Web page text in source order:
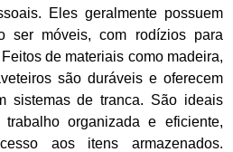
Eles geralmente possuem
ser móveis, com rodízios para
de materiais como madeira,
são duráveis e oferecem
sistemas de tranca. São ideais
organizada e eficiente,
aos itens armazenados.